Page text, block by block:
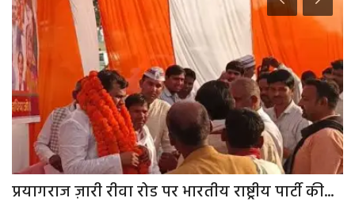
प्रयागराज ज़ारी रीवा रोड पर भारतीय राष्ट्रीय पार्टी की...